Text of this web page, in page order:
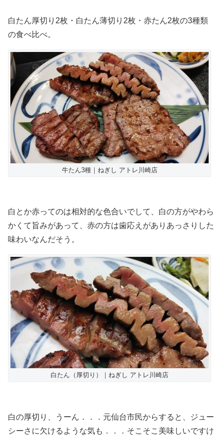
白たん厚切り2枚・白たん薄切り2枚・赤たん2枚の3種類
の食べ比べ。
牛たん3種｜ねぎし アトレ川崎店
白とか赤ってのは相対的な色合いでして、白の方がやわら
かくて旨みがあって、赤の方は歯応えがありあっさりした
味わいなんだそう。
白たん（厚切り）｜ねぎし アトレ川崎店
白の厚切り、うーん．．．元仙台市民からすると、ジュー
シーさに欠けるような気も．．．そこそこ美味しいですけ